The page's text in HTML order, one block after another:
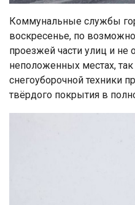
Коммунальные службы
воскресенье, по
проезжей части улиц и не
неположенных местах, так
снегоуборочной техники
твёрдого покрытия в